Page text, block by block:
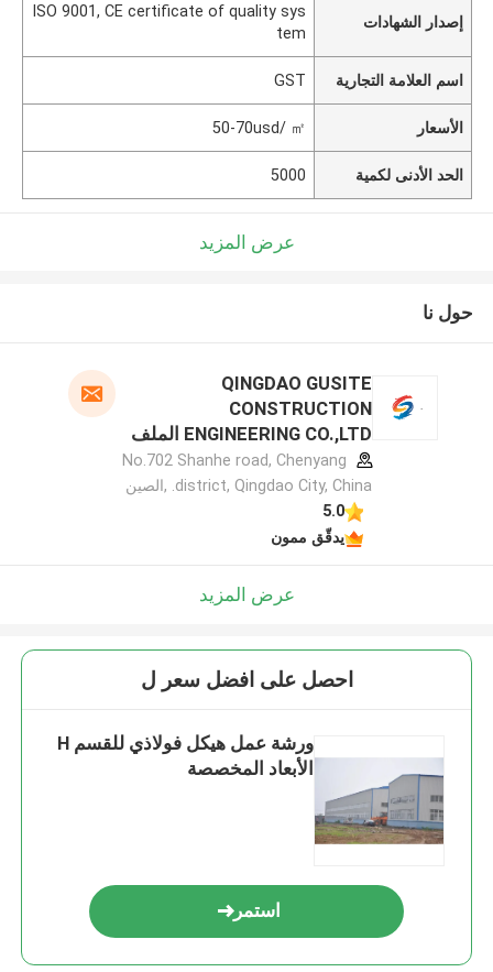
إصدار الشهادات
ISO 9001, CE certificate of quality sys
tem
اسم العلامة التجارية GST
الأسعار 50-70usd/ ㎡
الحد الأدنى لكمية 5000
عرض المزيد
حول نا
QINGDAO GUSITE
CONSTRUCTION
ENGINEERING CO.,LTD الملف
الشركة المصنعة
No.702 Shanhe road, Chenyang
district, Qingdao City, China. ,الصين
5.0
يدقّق ممون
عرض المزيد
احصل على افضل سعر ل
ورشة عمل هيكل فولاذي للقسم H
الأبعاد المخصصة
استمر